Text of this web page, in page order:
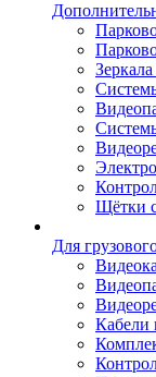
Щётки
Для
Кабели